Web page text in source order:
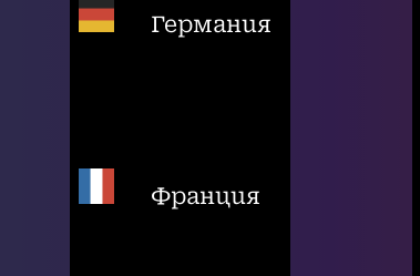
Германия
Франция